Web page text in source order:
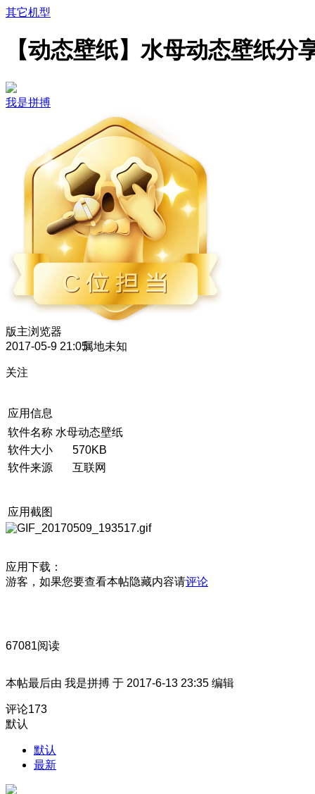
其它机型
【动态壁纸】水母动态壁纸分
我是拼搏
版主浏览器
2017-05-9 21:05属地未知
关注
应用信息
软件名称 水母动态壁纸
软件大小
570KB
软件来源
互联网
应用截图
应用下载：
游客，如果您要查看本帖隐藏内容请评论
67081阅读
本帖最后由 我是拼搏 于 2017-6-13 23:35 编辑
评论173
默认
默认
最新